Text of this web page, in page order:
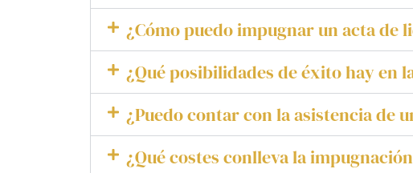
¿Cómo puedo impugnar un acta de
¿Qué posibilidades de éxito hay en
¿Puedo contar con la asistencia de
¿Qué costes conlleva la